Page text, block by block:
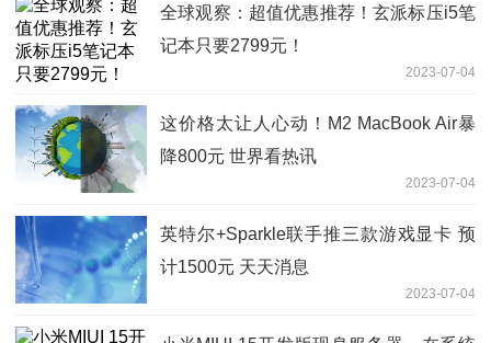
全球观察：超值优惠推荐！玄派标压i5笔
记本只要2799元！
2023-07-04
这价格太让人心动！M2 MacBook Air暴
降800元 世界看热讯
2023-07-04
英特尔+Sparkle联手推三款游戏显卡 预
计1500元 天天消息
2023-07-04